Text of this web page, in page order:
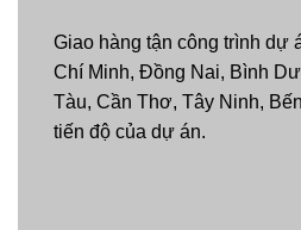
Giao hàng tận công trình dự
Chí Minh, Đồng Nai, Bình
Tàu, Cần Thơ, Tây Ninh,
tiến độ của dự án.